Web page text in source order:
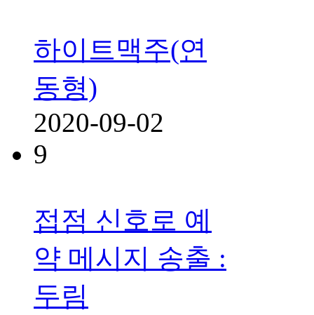
하이트맥주(연
동형)
2020-09-02
9
접점 신호로 예
약 메시지 송출 :
두림